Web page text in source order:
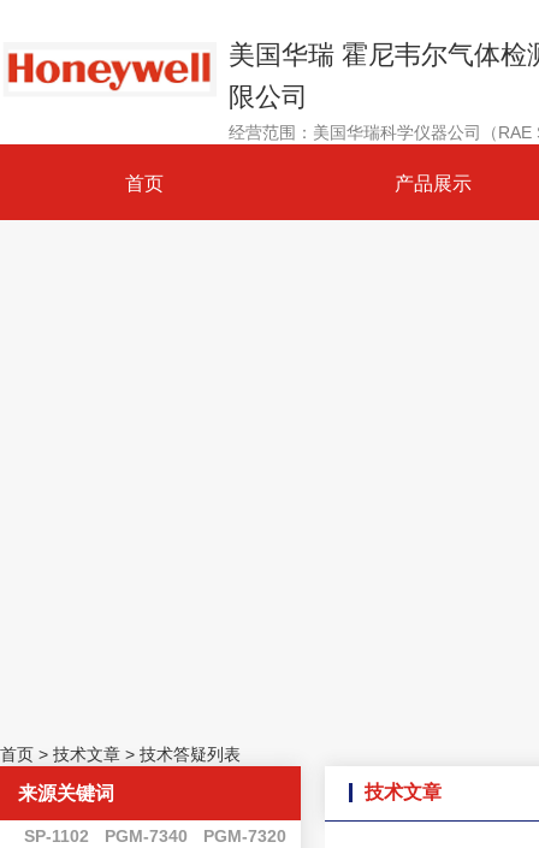
美国华瑞 霍尼韦尔气体检
限公司
首页 产品展示
首页 > 技术文章 > 技术答疑列表
来源关键词
SP-1102 PGM-7340
PGM-7320
技术文章